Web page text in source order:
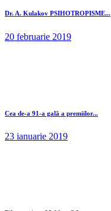
Dr. A. Kulakov PSIHOTROPISME...
20 februarie 2019
Cea de-a 91-a gală a premiilor...
23 ianuarie 2019